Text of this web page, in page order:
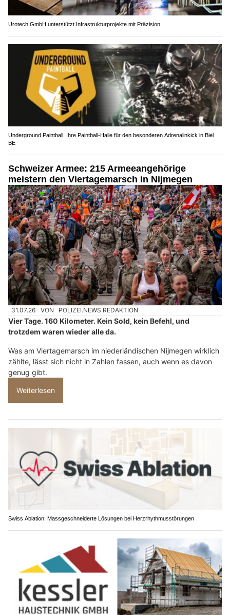
Urotech GmbH unterstützt Infrastrukturprojekte mit Präzision
Underground Paintball: Ihre Paintball-Halle für den besonderen Adrenalinkick in Biel
BE
Schweizer Armee: 215 Armeeangehörige
meistern den Viertagemarsch in Nijmegen
31.07.26 VON POLIZEI.NEWS REDAKTION
Vier Tage. 160 Kilometer. Kein Sold, kein Befehl, und
trotzdem waren wieder alle da.
Was am Viertagemarsch im niederländischen Nijmegen wirklich
zählte, lässt sich nicht in Zahlen fassen, auch wenn es davon
genug gibt.
Weiterlesen
Swiss Ablation: Massgeschneiderte Lösungen bei Herzrhythmusstörungen